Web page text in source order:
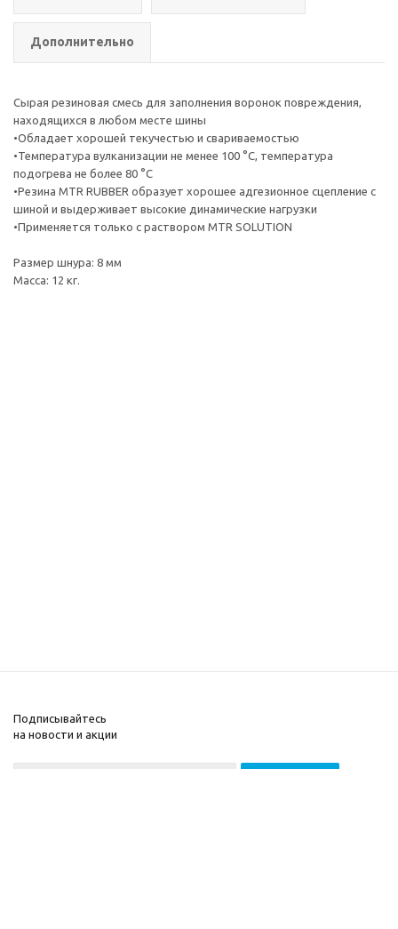
Дополнительно
Сырая резиновая смесь для заполнения воронок повреждения,
находящихся в любом месте шины
•Обладает хорошей текучестью и свариваемостью
•Температура вулканизации не менее 100 °C, температура
подогрева не более 80 °C
•Резина MTR RUBBER образует хорошее адгезионное сцепление с
шиной и выдерживает высокие динамические нагрузки
•Применяется только с раствором MTR SOLUTION
Размер шнура: 8 мм
Масса: 12 кг.
Подписывайтесь
на новости и акции